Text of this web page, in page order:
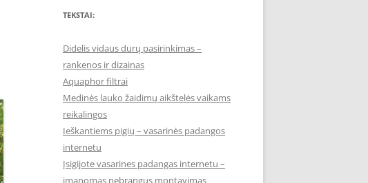
TEKSTAI:
Didelis vidaus durų pasirinkimas –
rankenos ir dizainas
Aquaphor filtrai
Medinės lauko žaidimų aikštelės vaikams
reikalingos
Ieškantiems pigių – vasarinės padangos
internetu
Įsigijote vasarines padangas internetu –
įmanomas nebrangus montavimas